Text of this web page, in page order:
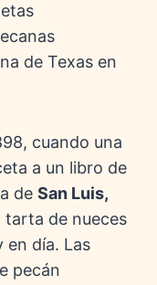
de Texas en
cuando una
a un libro de
de San Luis,
tarta de nueces
en día. Las
pecán